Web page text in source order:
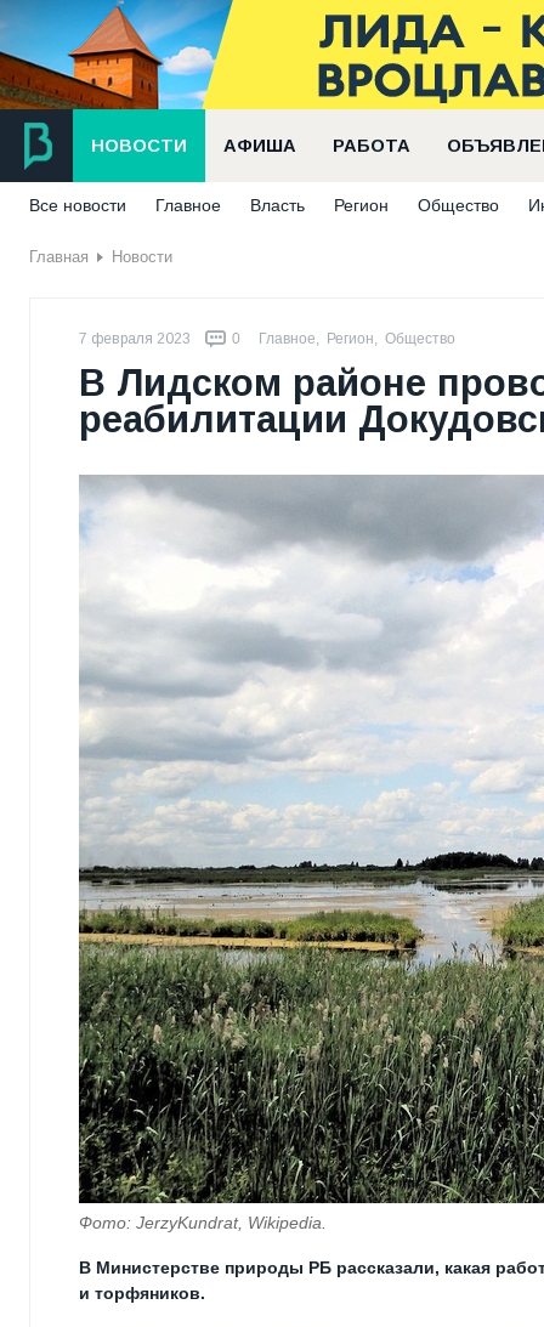
НОВОСТИ АФИША РАБОТА
Все новости Главное Власть Регион Общество
Главная Новости
7 февраля 2023 0 Главное, Регион, Общество
В Лидском районе
реабилитации
Фото: JerzyKundrat, Wikipedia.
В Министерстве природы РБ рассказали, какая
и торфяников.